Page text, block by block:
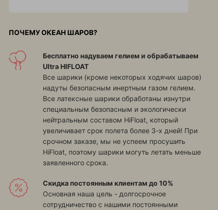
ПОЧЕМУ ОКЕАН ШАРОВ?
Бесплатно надуваем гелием и обрабатываем
Ultra HIFLOAT
Все шарики (кроме некоторых ходячих шаров)
надуты безопасным инертным газом гелием.
Все латексные шарики обработаны изнутри
специальным безопасным и экологически
нейтральным составом HiFloat, который
увеличивает срок полета более 3-х дней! При
срочном заказе, мы не успеем просушить
HiFloat, поэтому шарики могуть летать меньше
заявленного срока.
Скидка постоянным клиентам до 10%
Основная наша цель - долгосрочное
сотрудничество с нашими постоянными